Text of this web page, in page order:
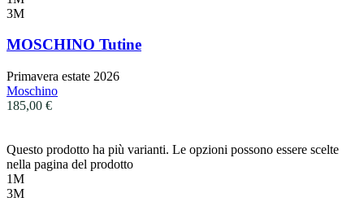
3M
MOSCHINO Tutine
Primavera estate 2026
Moschino
185,00 €
Questo prodotto ha più varianti. Le opzioni possono essere scelte
nella pagina del prodotto
1M
3M